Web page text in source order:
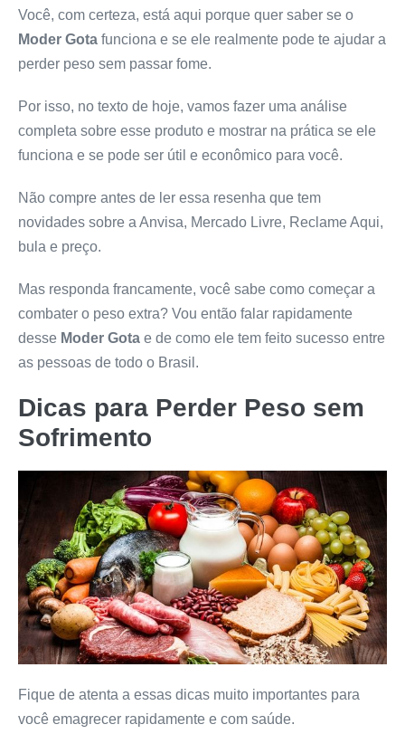
Você, com certeza, está aqui porque quer saber se o
Moder Gota funciona e se ele realmente pode te ajudar a
perder peso sem passar fome.
Por isso, no texto de hoje, vamos fazer uma análise
completa sobre esse produto e mostrar na prática se ele
funciona e se pode ser útil e econômico para você.
Não compre antes de ler essa resenha que tem
novidades sobre a Anvisa, Mercado Livre, Reclame Aqui,
bula e preço.
Mas responda francamente, você sabe como começar a
combater o peso extra? Vou então falar rapidamente
desse Moder Gota e de como ele tem feito sucesso entre
as pessoas de todo o Brasil.
Dicas para Perder Peso sem
Sofrimento
Fique de atenta a essas dicas muito importantes para
você emagrecer rapidamente e com saúde.